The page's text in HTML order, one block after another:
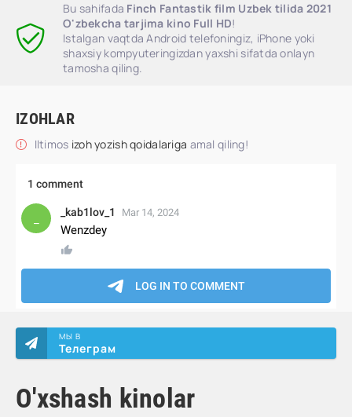
Bu sahifada Finch Fantastik film Uzbek tilida 2021
O'zbekcha tarjima kino Full HD!
Istalgan vaqtda Android telefoningiz, iPhone yoki
shaxsiy kompyuteringizdan yaxshi sifatda onlayn
tamosha qiling.
IZOHLAR
Iltimos izoh yozish qoidalariga amal qiling!
O'xshash kinolar
МЫ В
Телеграм